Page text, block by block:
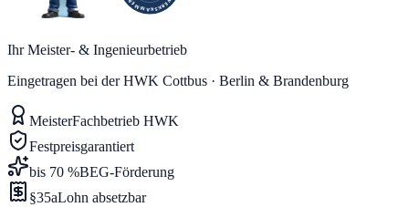
Ihr Meister- & Ingenieurbetrieb
Eingetragen bei der HWK Cottbus · Berlin & Brandenburg
MeisterFachbetrieb HWK
Festpreisgarantiert
bis 70 %BEG-Förderung
§35aLohn absetzbar